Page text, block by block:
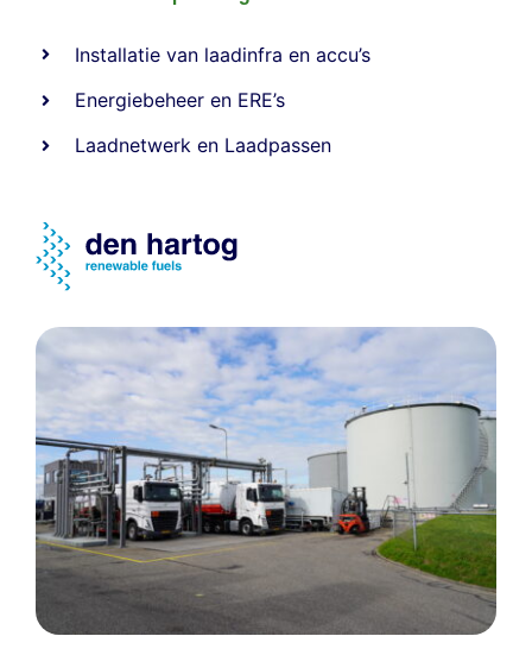
Installatie van laadinfra en accu’s
Energiebeheer en ERE’s
Laadnetwerk en Laadpassen